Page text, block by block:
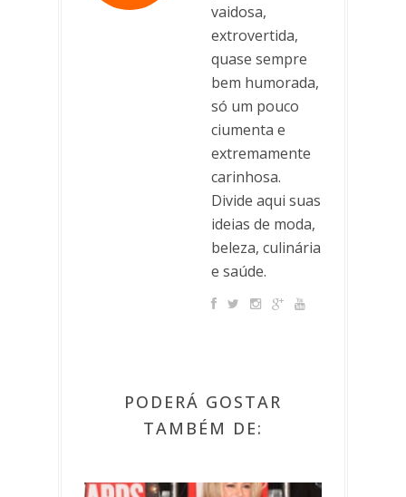
vaidosa,
extrovertida,
quase sempre
bem humorada,
só um pouco
ciumenta e
extremamente
carinhosa.
Divide aqui suas
ideias de moda,
beleza, culinária
e saúde.
PODERÁ GOSTAR
TAMBÉM DE: